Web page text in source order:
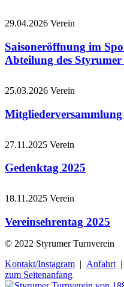
29.04.2026 Verein
Saisoneröffnung im
Abteilung des
25.03.2026 Verein
Mitgliederversammlung
27.11.2025 Verein
Gedenktag 2025
18.11.2025 Verein
Vereinsehrentag 2025
© 2022 Styrumer Turnverein
Kontakt/Instagram | Anfahrt |
zum Seitenanfang